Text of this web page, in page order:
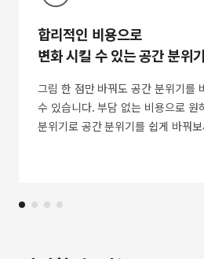
합리적인 비용으로
변화 시킬 수 있는 공간 분위기
그림 한 점만 바꿔도 공간 분위기를
수 있습니다. 부담 없는 비용으로 원
분위기로 공간 분위기를 쉽게 바꿔